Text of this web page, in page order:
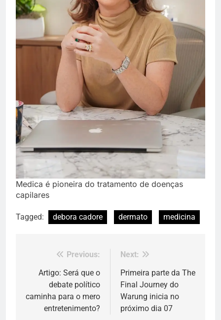
Medica é pioneira do tratamento de doenças
capilares
Tagged: debora cadore dermato medicina
Navegação
Post
Previous:
Artigo: Será que o
debate político
caminha para o mero
entretenimento?
Next:
Primeira parte da The
Final Journey do
Warung inicia no
próximo dia 07